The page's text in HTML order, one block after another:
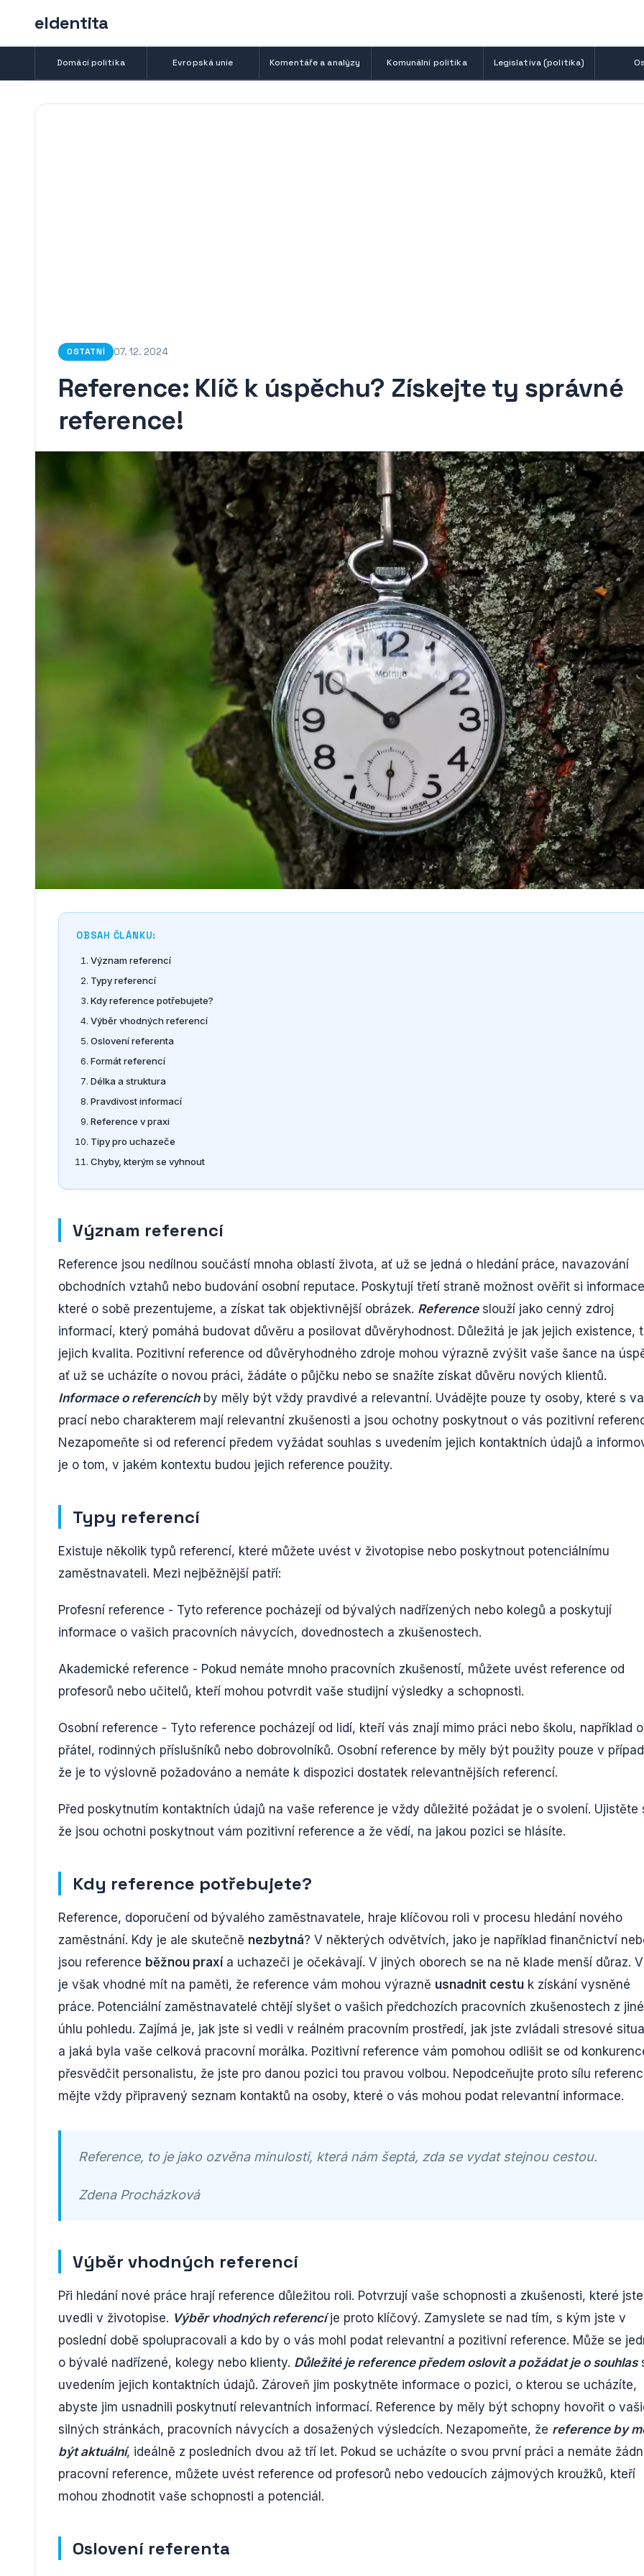
eIdentita
Domácí politika Evropská unie Komentáře a analýzy Komunální politika Legislativa (politika)
OSTATNÍ 07. 12. 2024
Reference: Klíč k úspěchu? Získejte ty správné
reference!
OBSAH ČLÁNKU:
Význam referencí
Typy referencí
Kdy reference potřebujete?
Výběr vhodných referencí
Oslovení referenta
Formát referencí
Délka a struktura
Pravdivost informací
Reference v praxi
Tipy pro uchazeče
Chyby, kterým se vyhnout
Význam referencí
Reference jsou nedílnou součástí mnoha oblastí života, ať už se jedná o hledání práce, navazování
obchodních vztahů nebo budování osobní reputace. Poskytují třetí straně možnost ověřit si
které o sobě prezentujeme, a získat tak objektivnější obrázek. Referenceslouží jako cenný zdroj
informací, který pomáhá budovat důvěru a posilovat důvěryhodnost. Důležitá je jak jejich existence,
jejich kvalita. Pozitivní reference od důvěryhodného zdroje mohou výrazně zvýšit vaše šance na
ať už se ucházíte o novou práci, žádáte o půjčku nebo se snažíte získat důvěru nových klientů.
Informace o referencíchby měly být vždy pravdivé a relevantní. Uvádějte pouze ty osoby, které s
prací nebo charakterem mají relevantní zkušenosti a jsou ochotny poskytnout o vás pozitivní
Nezapomeňte si od referencí předem vyžádat souhlas s uvedením jejich kontaktních údajů a
je o tom, v jakém kontextu budou jejich reference použity.
Typy referencí
Existuje několik typů referencí, které můžete uvést v životopise nebo poskytnout potenciálnímu
zaměstnavateli. Mezi nejběžnější patří:
Profesní reference - Tyto reference pocházejí od bývalých nadřízených nebo kolegů a poskytují
informace o vašich pracovních návycích, dovednostech a zkušenostech.
Akademické reference - Pokud nemáte mnoho pracovních zkušeností, můžete uvést reference od
profesorů nebo učitelů, kteří mohou potvrdit vaše studijní výsledky a schopnosti.
Osobní reference - Tyto reference pocházejí od lidí, kteří vás znají mimo práci nebo školu, například
přátel, rodinných příslušníků nebo dobrovolníků. Osobní reference by měly být použity pouze v
že je to výslovně požadováno a nemáte k dispozici dostatek relevantnějších referencí.
Před poskytnutím kontaktních údajů na vaše reference je vždy důležité požádat je o svolení. Ujistěte
že jsou ochotni poskytnout vám pozitivní reference a že vědí, na jakou pozici se hlásíte.
Kdy reference potřebujete?
Reference, doporučení od bývalého zaměstnavatele, hraje klíčovou roli v procesu hledání nového
zaměstnání. Kdy je ale skutečně nezbytná? V některých odvětvích, jako je například finančnictví
jsou reference běžnou praxía uchazeči je očekávají. V jiných oborech se na ně klade menší důraz.
je však vhodné mít na paměti, že reference vám mohou výrazně usnadnit cestu k získání vysněné
práce. Potenciální zaměstnavatelé chtějí slyšet o vašich předchozích pracovních zkušenostech z
úhlu pohledu. Zajímá je, jak jste si vedli v reálném pracovním prostředí, jak jste zvládali stresové
a jaká byla vaše celková pracovní morálka. Pozitivní reference vám pomohou odlišit se od
přesvědčit personalistu, že jste pro danou pozici tou pravou volbou. Nepodceňujte proto sílu
mějte vždy připravený seznam kontaktů na osoby, které o vás mohou podat relevantní informace.
Reference, to je jako ozvěna minulosti, která nám šeptá, zda se vydat stejnou cestou.
Zdena Procházková
Výběr vhodných referencí
Při hledání nové práce hrají reference důležitou roli. Potvrzují vaše schopnosti a zkušenosti, které jste
uvedli v životopise. Výběr vhodných referencíje proto klíčový. Zamyslete se nad tím, s kým jste v
poslední době spolupracovali a kdo by o vás mohl podat relevantní a pozitivní reference. Může se
o bývalé nadřízené, kolegy nebo klienty. Důležité je reference předem oslovit a požádat je o souhlas
uvedením jejich kontaktních údajů. Zároveň jim poskytněte informace o pozici, o kterou se ucházíte,
abyste jim usnadnili poskytnutí relevantních informací. Reference by měly být schopny hovořit o
silných stránkách, pracovních návycích a dosažených výsledcích. Nezapomeňte, že reference by
být aktuální, ideálně z posledních dvou až tří let. Pokud se ucházíte o svou první práci a nemáte
pracovní reference, můžete uvést reference od profesorů nebo vedoucích zájmových kroužků, kteří
mohou zhodnotit vaše schopnosti a potenciál.
Oslovení referenta